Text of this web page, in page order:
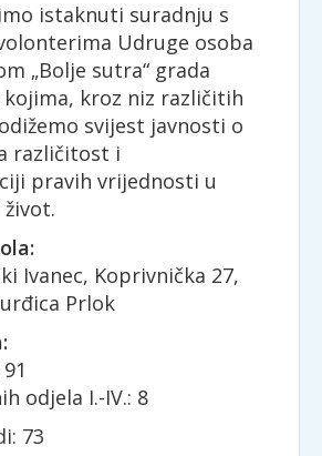
istaknuti suradnju s
Udruge osoba
„Bolje sutra“ grada
kojima, kroz niz različitih
svijest javnosti o
različitost i
pravih vrijednosti u
život.
Ivanec, Koprivnička 27,
Prlok
odjela I.-IV.: 8
73